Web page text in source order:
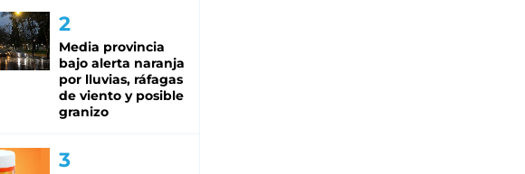
Media provincia
bajo alerta naranja
por lluvias, ráfagas
de viento y posible
granizo